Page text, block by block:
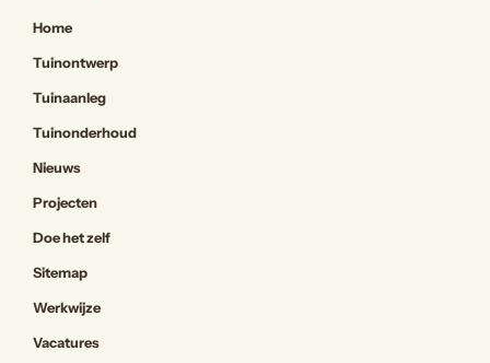
Home
Tuinontwerp
Tuinaanleg
Tuinonderhoud
Nieuws
Projecten
Doe het zelf
Sitemap
Werkwijze
Vacatures